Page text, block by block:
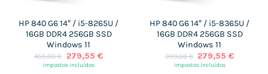
HP 840 G6 14″ / i5-8265U /
16GB DDR4 256GB SSD
Windows 11
455,00€
O
preço
279,55 €O
impostos incluídos
HP 840 G6 14″ / i5-8365U /
16GB DDR4 256GB SSD
Windows 11
399,00€ O
preço
279,55€O
impostos incluídos